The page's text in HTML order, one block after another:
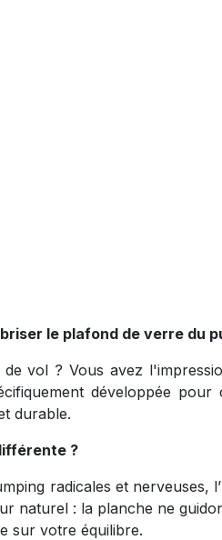
briser le plafond de verre du
vol ? Vous avez
développée pour
durable.
?
radicales et nerveuses,
naturel : la planche ne
sur votre équilibre.